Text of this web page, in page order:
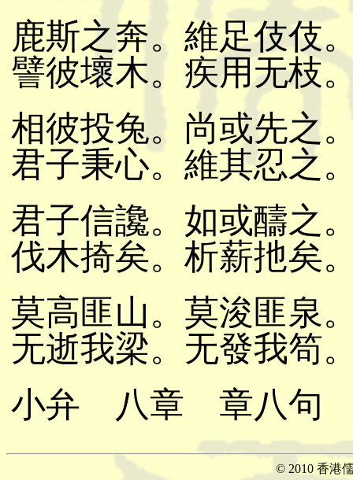
鹿斯之奔。維足伎伎
譬彼壞木。疾用无枝
相彼投兔。尚或先之
君子秉心。維其忍之
君子信讒。如或醻之
伐木掎矣。析薪扡矣
莫高匪山。莫浚匪泉
无逝我梁。无發我笱
小弁 八章 章八句
© 2010 香港